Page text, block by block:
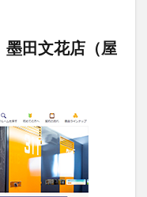
田文花店（屋